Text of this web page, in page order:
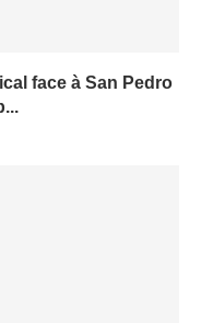
face à San Pedro